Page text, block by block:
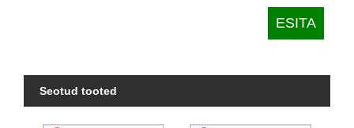
Seotud tooted